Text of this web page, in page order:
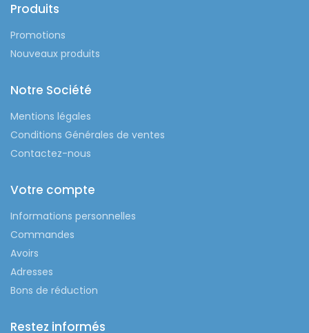
Produits
Promotions
Nouveaux produits
Notre Société
Mentions légales
Conditions Générales de ventes
Contactez-nous
Votre compte
Informations personnelles
Commandes
Avoirs
Adresses
Bons de réduction
Restez informés